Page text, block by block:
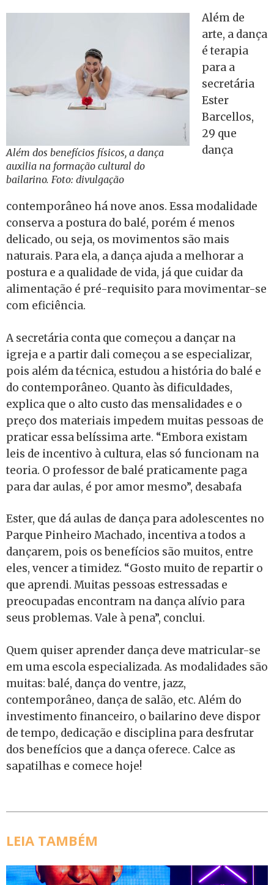
Além dos benefícios físicos, a dança
auxilia na formação cultural do
bailarino. Foto: divulgação
Além de
arte, a dança
é terapia
para a
secretária
Ester
Barcellos,
29 que
dança
contemporâneo há nove anos. Essa modalidade
conserva a postura do balé, porém é menos
delicado, ou seja, os movimentos são mais
naturais. Para ela, a dança ajuda a melhorar a
postura e a qualidade de vida, já que cuidar da
alimentação é pré-requisito para movimentar-se
com eficiência.
A secretária conta que começou a dançar na
igreja e a partir dali começou a se especializar,
pois além da técnica, estudou a história do balé e
do contemporâneo. Quanto às dificuldades,
explica que o alto custo das mensalidades e o
preço dos materiais impedem muitas pessoas de
praticar essa belíssima arte. “Embora existam
leis de incentivo à cultura, elas só funcionam na
teoria. O professor de balé praticamente paga
para dar aulas, é por amor mesmo”, desabafa
Ester, que dá aulas de dança para adolescentes no
Parque Pinheiro Machado, incentiva a todos a
dançarem, pois os benefícios são muitos, entre
eles, vencer a timidez. “Gosto muito de repartir o
que aprendi. Muitas pessoas estressadas e
preocupadas encontram na dança alívio para
seus problemas. Vale à pena”, conclui.
Quem quiser aprender dança deve matricular-se
em uma escola especializada. As modalidades são
muitas: balé, dança do ventre, jazz,
contemporâneo, dança de salão, etc. Além do
investimento financeiro, o bailarino deve dispor
de tempo, dedicação e disciplina para desfrutar
dos benefícios que a dança oferece. Calce as
sapatilhas e comece hoje!
LEIA TAMBÉM